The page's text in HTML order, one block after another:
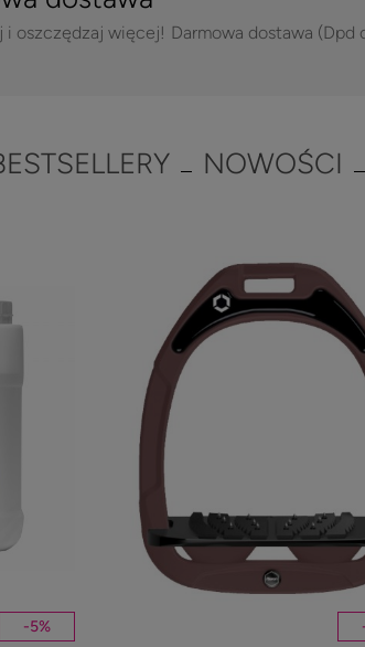
i oszczędzaj więcej! Darmowa dostawa (Dpd
NOWOŚCI
-5%